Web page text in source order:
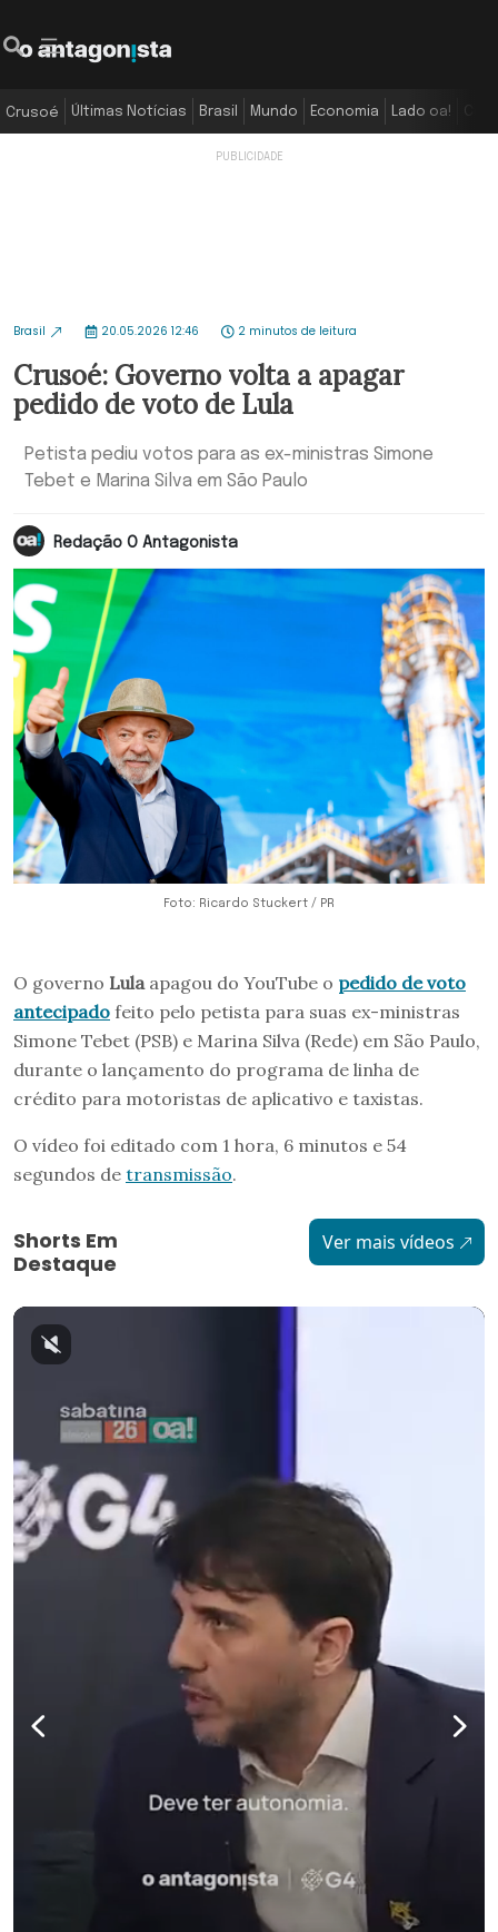
Crusoé Últimas Notícias Brasil Mundo Economia Lado oa!
Brasil 20.05.2026 12:46 2 minutos de leitura
Crusoé: Governo volta a apagar
pedido de voto de Lula
Petista pediu votos para as ex-ministras Simone
Tebet e Marina Silva em São Paulo
Redação O Antagonista
Foto: Ricardo Stuckert / PR
O governo Lula apagou do YouTube o pedido de voto
antecipado feito pelo petista para suas ex-ministras
Simone Tebet (PSB) e Marina Silva (Rede) em São Paulo,
durante o lançamento do programa de linha de
crédito para motoristas de aplicativo e taxistas.
O vídeo foi editado com 1 hora, 6 minutos e 54
segundos de transmissão.
Shorts Em
Destaque
Ver mais vídeos